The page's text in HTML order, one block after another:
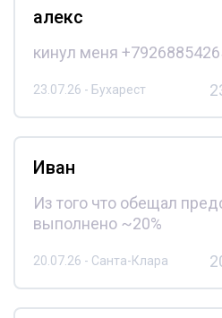
алекс
кинул меня
23.07.26 - Бухарест
Иван
Из того что обещал
выполнено ~20%
20.07.26 - Санта-Клара